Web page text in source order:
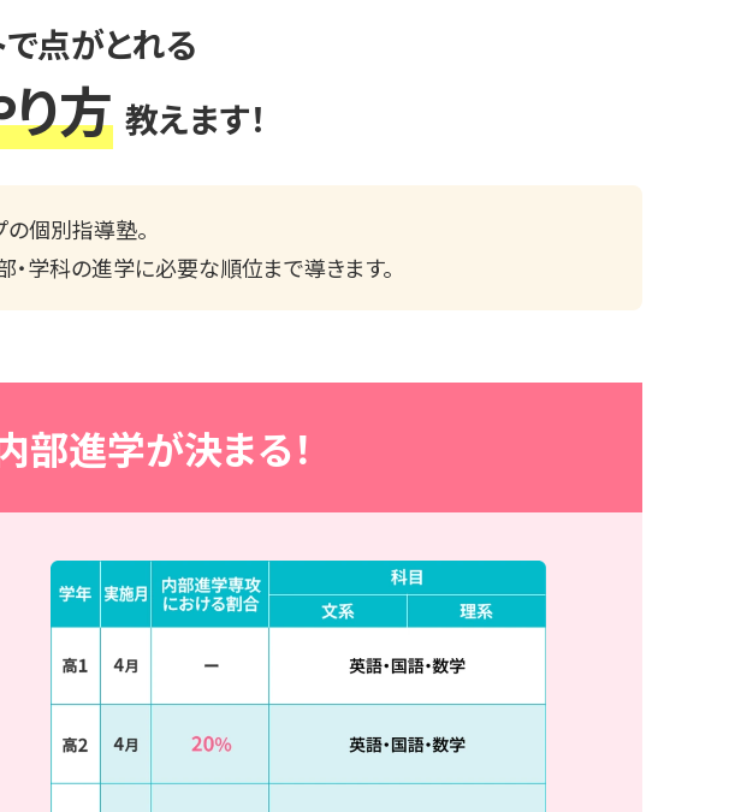
点がとれる
方 教えます！
個別指導塾。
・学科の進学に必要な順位まで導きます。
部進学が決まる！